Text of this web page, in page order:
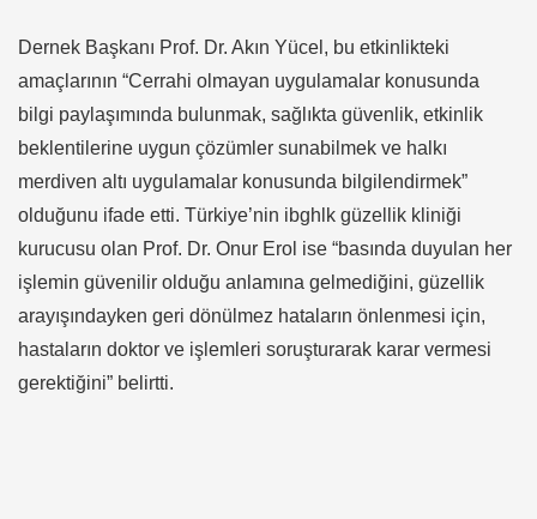
Dernek Başkanı Prof. Dr. Akın Yücel, bu etkinlikteki
amaçlarının “Cerrahi olmayan uygulamalar konusunda
bilgi paylaşımında bulunmak, sağlıkta güvenlik, etkinlik
beklentilerine uygun çözümler sunabilmek ve halkı
merdiven altı uygulamalar konusunda bilgilendirmek”
olduğunu ifade etti. Türkiye’nin ibghlk güzellik kliniği
kurucusu olan Prof. Dr. Onur Erol ise “basında duyulan her
işlemin güvenilir olduğu anlamına gelmediğini, güzellik
arayışındayken geri dönülmez hataların önlenmesi için,
hastaların doktor ve işlemleri soruşturarak karar vermesi
gerektiğini” belirtti.